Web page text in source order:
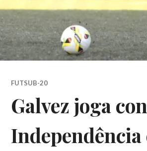
FUTSUB-20
Galvez joga
Independência